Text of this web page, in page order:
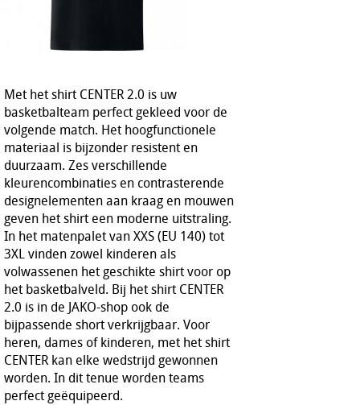
Met het shirt CENTER 2.0 is uw
basketbalteam perfect gekleed voor de
volgende match. Het hoogfunctionele
materiaal is bijzonder resistent en
duurzaam. Zes verschillende
kleurencombinaties en contrasterende
designelementen aan kraag en mouwen
geven het shirt een moderne uitstraling.
In het matenpalet van XXS (EU 140) tot
3XL vinden zowel kinderen als
volwassenen het geschikte shirt voor op
het basketbalveld. Bij het shirt CENTER
2.0 is in de JAKO-shop ook de
bijpassende short verkrijgbaar. Voor
heren, dames of kinderen, met het shirt
CENTER kan elke wedstrijd gewonnen
worden. In dit tenue worden teams
perfect geëquipeerd.